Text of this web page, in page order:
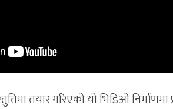
तयार गरिएको यो भिडिओ